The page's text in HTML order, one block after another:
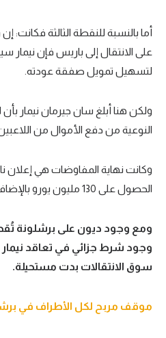
أما بالنسبة للنقطة الثالثة فكانت:
لتسهيل تمويل صفقة عودته.
ولكن هنا أبلغ سان جيرمان نيمار بأن
النوعية من دفع الأموال من
وكانت نهاية المفاوضات هي إعلان
الحصول على 130 مليون يورو بالإضافة لحوافز ولاعبين.
وجود شرط جزائي في تعاقد
سوق الانتقالات بدت مستحيلة.
موقف مربح لكل الأطراف في